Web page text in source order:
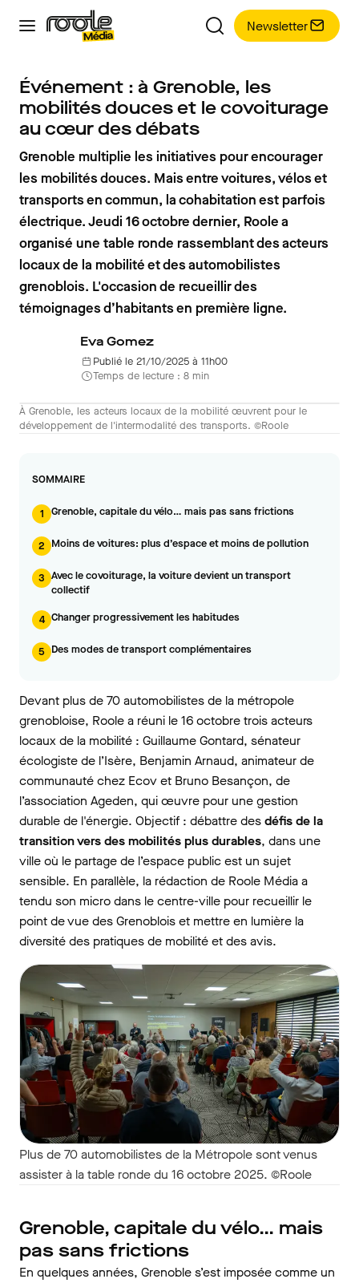
Newsletter
Événement : à Grenoble, les
mobilités douces et le covoiturage
au cœur des débats
Grenoble multiplie les initiatives pour encourager
les mobilités douces. Mais entre voitures, vélos et
transports en commun, la cohabitation est parfois
électrique. Jeudi 16 octobre dernier, Roole a
organisé une table ronde rassemblant des acteurs
locaux de la mobilité et des automobilistes
grenoblois. L'occasion de recueillir des
témoignages d’habitants en première ligne.
Eva Gomez
Publié le 21/10/2025 à 11h00
Temps de lecture : 8 min
À Grenoble, les acteurs locaux de la mobilité œuvrent pour le
développement de l'intermodalité des transports. ©Roole
SOMMAIRE
1 Grenoble, capitale du vélo… mais pas sans frictions
2 Moins de voitures: plus d’espace et moins de pollution
3 Avec le covoiturage, la voiture devient un transport
collectif
4 Changer progressivement les habitudes
5 Des modes de transport complémentaires
Devant plus de 70 automobilistes de la métropole
grenobloise, Roole a réuni le 16 octobre trois acteurs
locaux de la mobilité : Guillaume Gontard, sénateur
écologiste de l’Isère, Benjamin Arnaud, animateur de
communauté chez Ecov et Bruno Besançon, de
l’association Ageden, qui œuvre pour une gestion
durable de l'énergie. Objectif : débattre desdéfis de la
transition vers des mobilités plus durables, dans une
ville où le partage de l’espace public est un sujet
sensible. En parallèle, la rédaction de Roole Média a
tendu son micro dans le centre-ville pour recueillir le
point de vue des Grenoblois et mettre en lumière la
diversité des pratiques de mobilité et des avis.
Plus de 70 automobilistes de la Métropole sont venus
assister à la table ronde du 16 octobre 2025. ©Roole
Grenoble, capitale du vélo… mais
pas sans frictions
En quelques années, Grenoble s’est imposée comme un